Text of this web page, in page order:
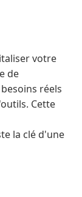
votre
de
réels
Cette
la clé d'une